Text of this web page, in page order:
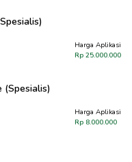
Harga Aplikasi
Rp 25.000.000
(Spesialis)
Harga Aplikasi
Rp 8.000.000